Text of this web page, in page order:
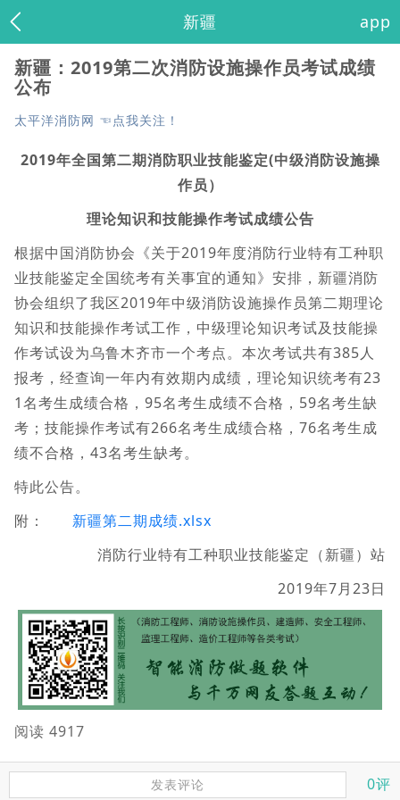
新疆 app
新疆：2019第二次消防设施操作员考试成绩
公布
太平洋消防网 ☜点我关注！
2019年全国第二期消防职业技能鉴定(中级消防设施操
作员）
理论知识和技能操作考试成绩公告
根据中国消防协会《关于2019年度消防行业特有工种职
业技能鉴定全国统考有关事宜的通知》安排，新疆消防
协会组织了我区2019年中级消防设施操作员第二期理论
知识和技能操作考试工作，中级理论知识考试及技能操
作考试设为乌鲁木齐市一个考点。本次考试共有385人
报考，经查询一年内有效期内成绩，理论知识统考有23
1名考生成绩合格，95名考生成绩不合格，59名考生缺
考；技能操作考试有266名考生成绩合格，76名考生成
绩不合格，43名考生缺考。
特此公告。
附：
新疆第二期成绩.xlsx
消防行业特有工种职业技能鉴定（新疆）站
2019年7月23日
阅读 4917
发表评论 0评